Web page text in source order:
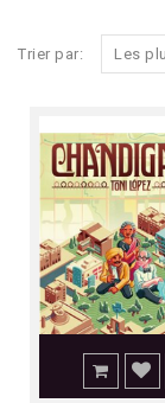
Trier par: Les